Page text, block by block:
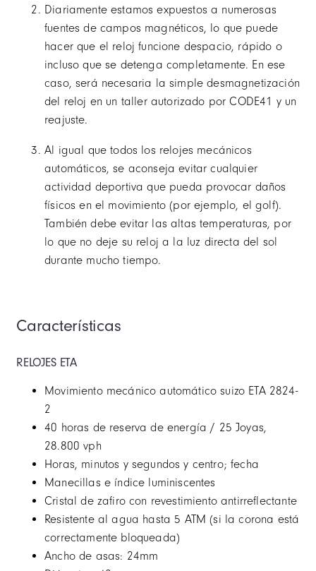
Diariamente estamos expuestos a numerosas
fuentes de campos magnéticos, lo que puede
hacer que el reloj funcione despacio, rápido o
incluso que se detenga completamente. En ese
caso, será necesaria la simple desmagnetización
del reloj en un taller autorizado por CODE41 y un
reajuste.
Al igual que todos los relojes mecánicos
automáticos, se aconseja evitar cualquier
actividad deportiva que pueda provocar daños
físicos en el movimiento (por ejemplo, el golf).
También debe evitar las altas temperaturas, por
lo que no deje su reloj a la luz directa del sol
durante mucho tiempo.
Características
RELOJES ETA
Movimiento mecánico automático suizo ETA 2824-
2
40 horas de reserva de energía / 25 Joyas,
28.800 vph
Horas, minutos y segundos y centro; fecha
Manecillas e índice luminiscentes
Cristal de zafiro con revestimiento antirreflectante
Resistente al agua hasta 5 ATM (si la corona está
correctamente bloqueada)
Ancho de asas: 24mm